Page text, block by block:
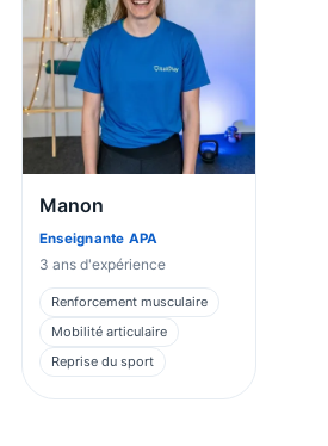
Manon
Enseignante APA
3 ans d'expérience
Renforcement musculaire
Mobilité articulaire
Reprise du sport